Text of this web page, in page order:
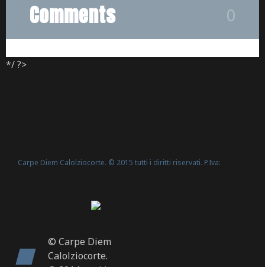
Comments 0
*/ ?>
Carpe Diem Calolziocorte. © 2015 tutti i diritti riservati. P.Iva:
© Carpe Diem
Calolziocorte.